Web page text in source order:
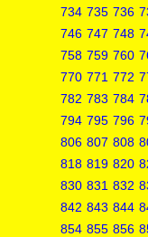
734 735 736
746 747 748
758 759 760
770 771 772
782 783 784
794 795 796
806 807 808
818 819 820
830 831 832
842 843 844
854 855 856